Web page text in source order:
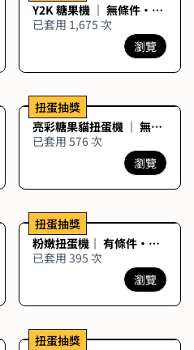
Y2K 糖果機 ｜ 無條件・限
量獎品
已套用 1,675 次
瀏覽
亮彩糖果貓扭蛋機 ｜ 無條
件・限量獎品
已套用 576 次
瀏覽
扭蛋抽獎
粉嫩扭蛋機｜ 有條件・無
限獎品
已套用 395 次
瀏覽
扭蛋抽獎
扭蛋抽獎